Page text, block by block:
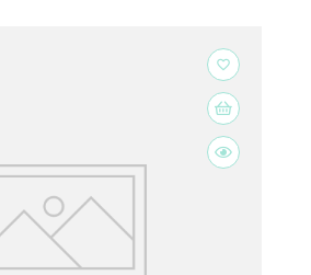
favorite_border